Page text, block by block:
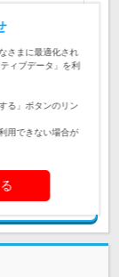
育休取得率&復
繋がる方にはピ
になる
さまに最適化され
ィブデータ」を利
る」ボタンのリン
用できない場合が